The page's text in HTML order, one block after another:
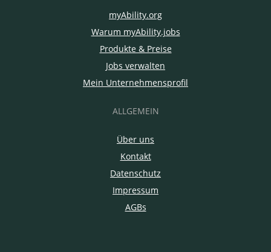
myAbility.org
Warum myAbility.jobs
Produkte & Preise
Jobs verwalten
Mein Unternehmensprofil
ALLGEMEIN
Über uns
Kontakt
Datenschutz
Impressum
AGBs